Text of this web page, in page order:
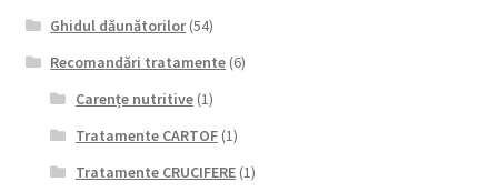
Ghidul dăunătorilor(54)
Recomandări tratamente (6)
Carențe nutritive(1)
Tratamente CARTOF(1)
Tratamente CRUCIFERE(1)